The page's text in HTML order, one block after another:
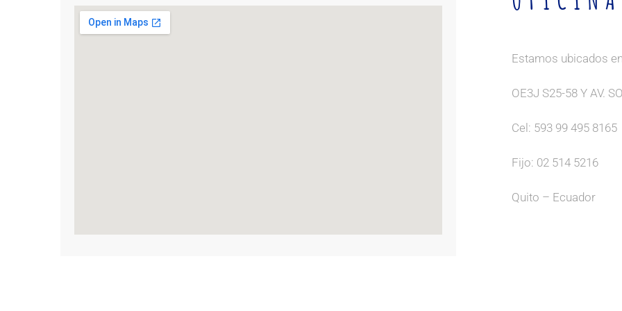
Estamos ubicados
OE3J S25-58 Y AV.
Cel: 593 99 495 8165
Fijo: 02 514 5216
Quito – Ecuador